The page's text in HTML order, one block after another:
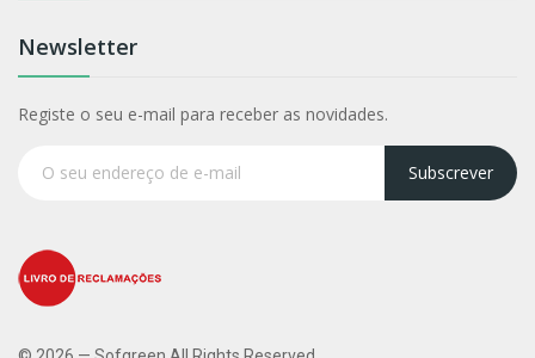
Newsletter
Registe o seu e-mail para receber as novidades.
Subscrever